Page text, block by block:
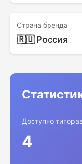
Страна бренда
🇷🇺 Россия
Доступно
4